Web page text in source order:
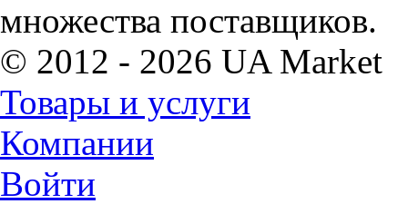
множества поставщиков.
© 2012 - 2026 UA Market
Товары и услуги
Компании
Войти